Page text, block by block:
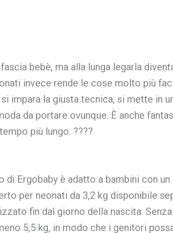
bebè, ma alla lunga legarla
invece rende le cose molto più
impara la giusta tecnica, si mette in
da portare ovunque. È anche
più lungo. ????
di Ergobaby è adatto a bambini con
per neonati da 3,2 kg disponibile
fin dal giorno della nascita.
5,5 kg, in modo che i genitori